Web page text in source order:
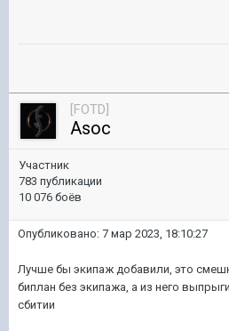
[FOTD]
Asoc
Участник
783 публикации
10 076 боёв
Опубликовано: 7 мар 2023, 18:10:27
Лучше бы экипаж добавили, это
биплан без экипажа, а из него
сбитии